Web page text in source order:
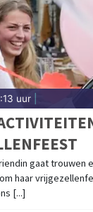
uur
gaat trouwen
haar
[...]